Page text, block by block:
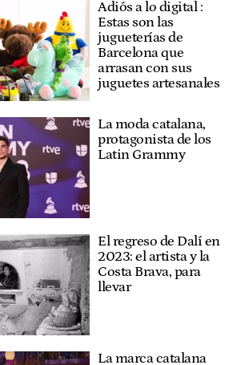
Adiós a lo digital :
Estas son las
jugueterías de
Barcelona que
arrasan con sus
juguetes artesanales
La moda catalana,
protagonista de los
Latin Grammy
El regreso de Dalí en
2023: el artista y la
Costa Brava, para
llevar
La marca catalana